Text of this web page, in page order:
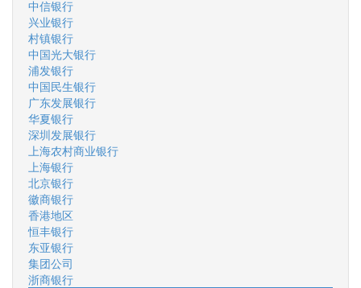
中信银行
兴业银行
村镇银行
中国光大银行
浦发银行
中国民生银行
广东发展银行
华夏银行
深圳发展银行
上海农村商业银行
上海银行
北京银行
徽商银行
香港地区
恒丰银行
东亚银行
集团公司
浙商银行